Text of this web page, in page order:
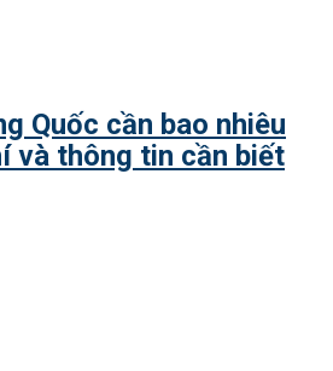
Quốc cần bao nhiêu
và thông tin cần biết